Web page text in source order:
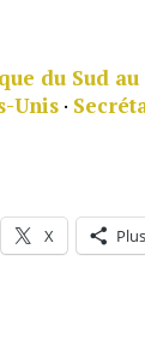
du Sud au
Unis ·
X Plus